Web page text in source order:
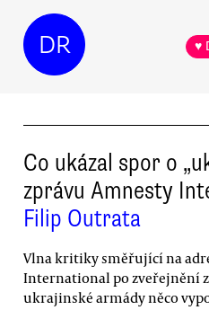
DR ♥
Co ukázal spor o
zprávu Amnesty
Filip Outrata
Vlna kritiky směřující na
International po zveřejnění
ukrajinské armády něco